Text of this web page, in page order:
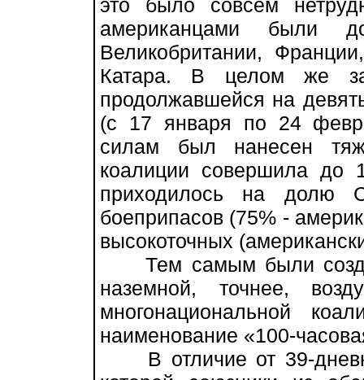
это было совсем
американцами были
Великобритании,
Катара. В целом же
продолжавшейся на
(с 17 января по 24
силам был нанесен
коалиции совершила до
приходилось на долю
боеприпасов (75% -
высокоточных
Тем самым были
наземной, точнее,
многонациональной
наименование «100-
В отличие от 39-